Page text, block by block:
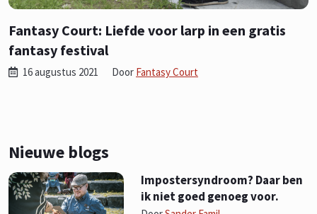
Fantasy Court: Liefde voor larp in een gratis
fantasy festival
16 augustus 2021 Door Fantasy Court
Nieuwe blogs
Impostersyndroom? Daar ben
ik niet goed genoeg voor.